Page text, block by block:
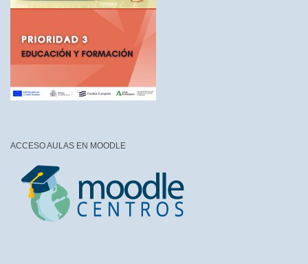
ACCESO AULAS EN MOODLE